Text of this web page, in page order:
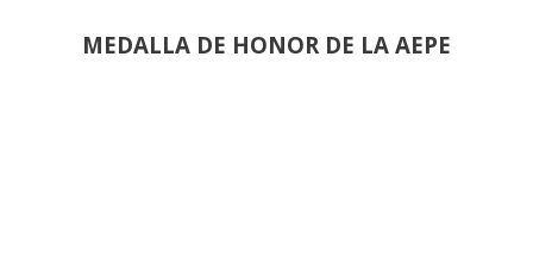
MEDALLA DE HONOR DE LA AEPE